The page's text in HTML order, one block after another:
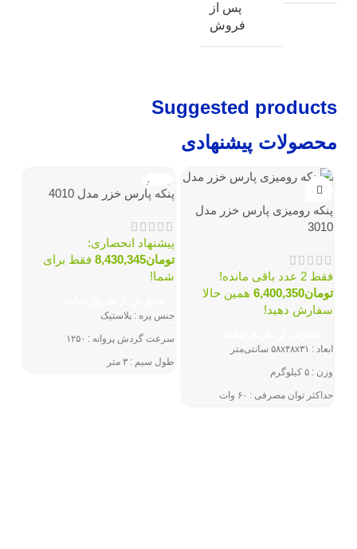
پس از
فروش
Suggested products
محصولات پیشنهادی
پنكه رومیزی پارس خزر مدل
3010
فقط 2 عدد باقی مانده!
تومان6,400,350 همین حالا
سفارش دهید!
ابعاد : ۵۸x۴۸x۳۱ سانتی‌متر
وزن : ۵ کیلوگرم
حداکثر توان مصرفی : ۶۰ وات
ناموجود
پنكه پارس خزر مدل 4010
پیشنهاد انحصاری:
تومان8,430,345 فقط برای
شما!
جنس پره : پلاستیک
سرعت گردش پروانه : ۱۲۵۰
طول سیم : ۳ متر